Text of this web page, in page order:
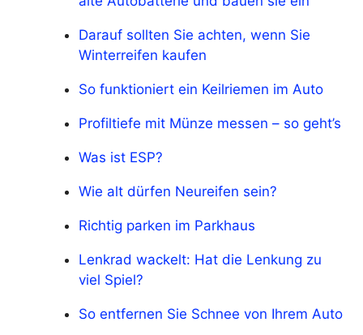
Darauf sollten Sie achten, wenn Sie
Winterreifen kaufen
So funktioniert ein Keilriemen im Auto
Profiltiefe mit Münze messen – so geht’s
Was ist ESP?
Wie alt dürfen Neureifen sein?
Richtig parken im Parkhaus
Lenkrad wackelt: Hat die Lenkung zu
viel Spiel?
So entfernen Sie Schnee von Ihrem Auto